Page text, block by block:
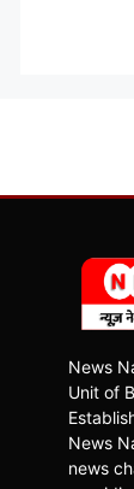
News
Unit of
News
news